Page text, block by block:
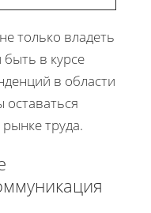
только владеть
в курсе
в области
оставаться
труда.